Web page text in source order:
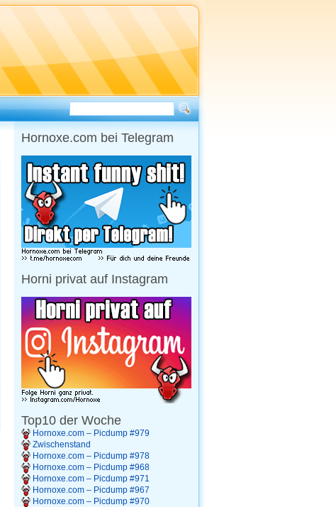
Hornoxe.com bei Telegram
Horni privat auf Instagram
Top10 der Woche
Hornoxe.com – Picdump #979
Zwischenstand
Hornoxe.com – Picdump #978
Hornoxe.com – Picdump #968
Hornoxe.com – Picdump #971
Hornoxe.com – Picdump #967
Hornoxe.com – Picdump #970